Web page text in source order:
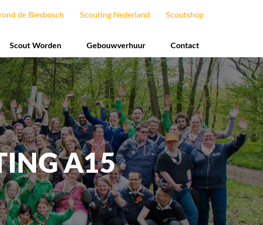
menu
de Biesbosch Scouting Nederland Scoutshop
Scout Worden Gebouwverhuur Contact
A15